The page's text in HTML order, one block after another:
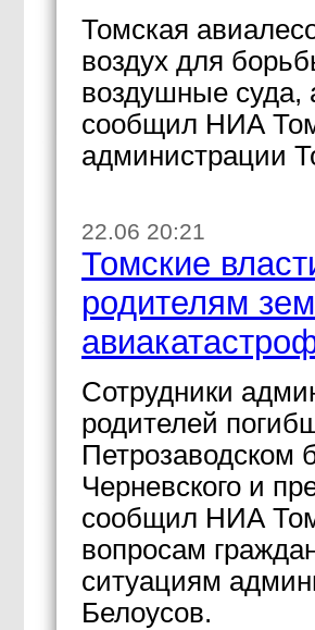
Томская
воздух для
воздушные суда,
сообщил НИА
администрации
22.06 20:21
Томские
родителям
Сотрудники
родителей
Петрозаводском
Черневского и
сообщил НИА
вопросам
ситуациям
Белоусов.